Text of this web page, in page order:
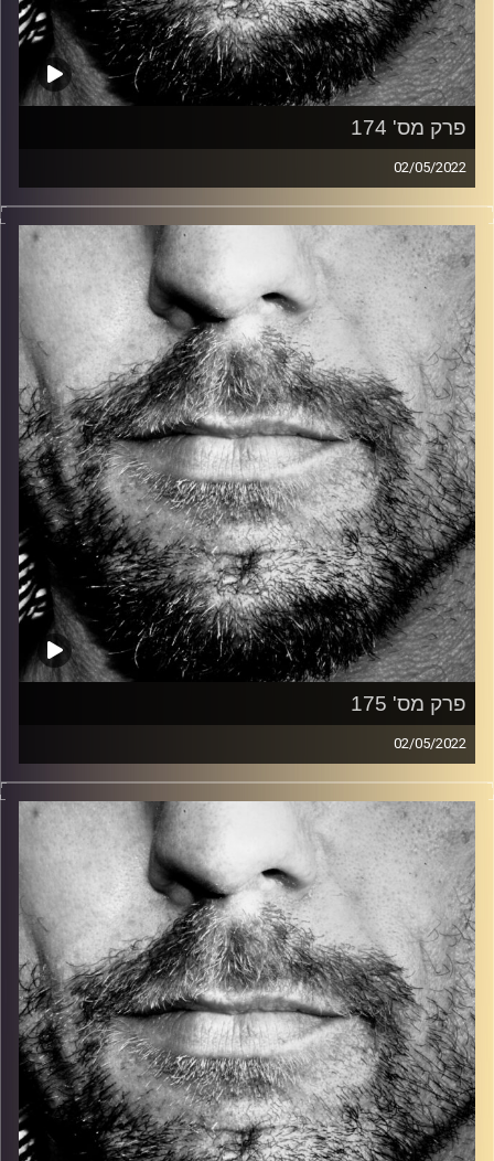
פרק מס' 174
02/05/2022
זיפים, מוזיקה מחוספסת של הופעות חיות. הרבה ג'אם, רוק,
בלוז, bluegrass, ג'אז, Fאנק, פרוגרסיב ואפילו אלקטרוניקה.
כל מה שחי, אמיתי ונושם.
עם שמוליק רגב.
קרדיט תמונות: David Goehring
פרק מס' 175
02/05/2022
זיפים, מוזיקה מחוספסת של הופעות חיות. הרבה ג'אם, רוק,
בלוז, bluegrass, ג'אז, Fאנק, פרוגרסיב ואפילו אלקטרוניקה.
כל מה שחי, אמיתי ונושם.
עם שמוליק רגב.
קרדיט תמונות: David Goehring